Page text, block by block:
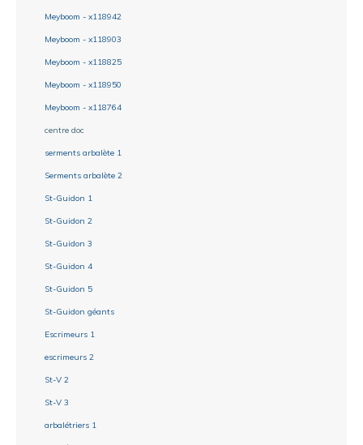
Meyboom - x118942
Meyboom - x118903
Meyboom - x118825
Meyboom - x118950
Meyboom - x118764
centre doc
serments arbalète 1
Serments arbalète 2
St-Guidon 1
St-Guidon 2
St-Guidon 3
St-Guidon 4
St-Guidon 5
St-Guidon géants
Escrimeurs 1
escrimeurs 2
St-V 2
St-V 3
arbalétriers 1